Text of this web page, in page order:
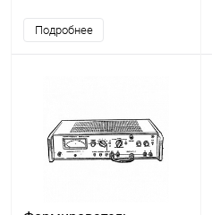
Подробнее